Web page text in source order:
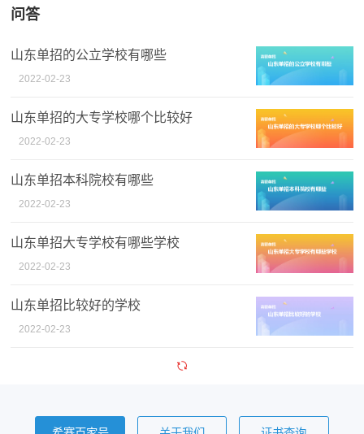
问答
山东单招的公立学校有哪些
2022-02-23
山东单招的大专学校哪个比较好
2022-02-23
山东单招本科院校有哪些
2022-02-23
山东单招大专学校有哪些学校
2022-02-23
山东单招比较好的学校
2022-02-23